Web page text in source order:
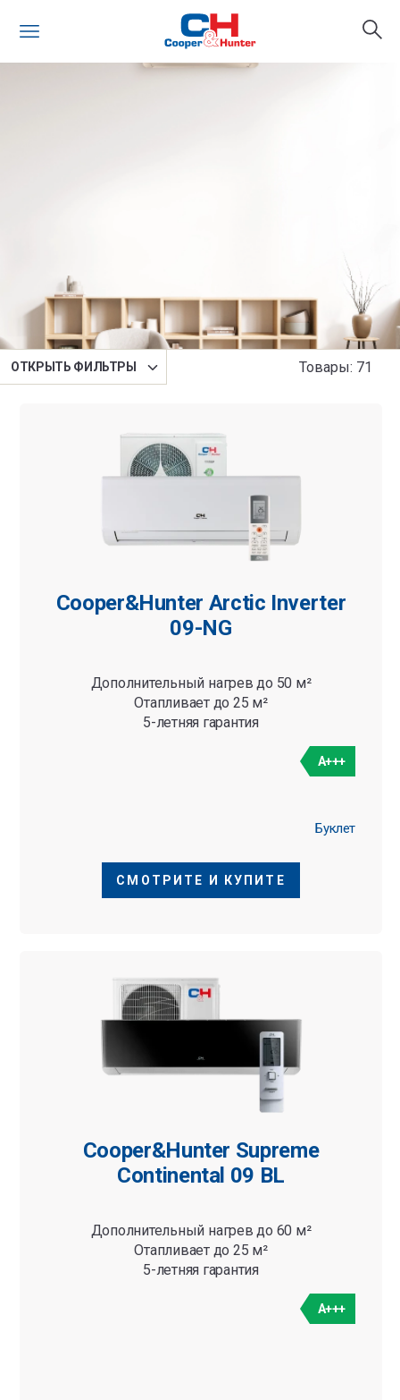
Сортировка
OТКРЫТЬ ФИЛЬТРЫ Товары: 71
Cooper&Hunter Arctic Inverter
09-NG
Дополнительный нагрев до 50 м²
Отапливает до 25 м²
5-летняя гарантия
A+++
Буклет
СМОТРИТЕ И КУПИТЕ
Cooper&Hunter Supreme
Continental 09 BL
Дополнительный нагрев до 60 м²
Отапливает до 25 м²
5-летняя гарантия
A+++